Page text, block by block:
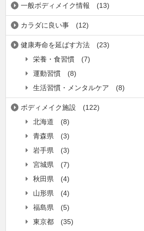
一般ボディメイク情報 (13)
カラダに良い事 (12)
健康寿命を延ばす方法
(23)
栄養・食習慣
(7)
運動習慣
(8)
生活習慣・メンタルケア
(8)
ボディメイク施設
(122)
北海道
(8)
青森県
(3)
岩手県
(3)
宮城県
(7)
秋田県
(4)
山形県
(4)
福島県
(5)
東京都
(35)